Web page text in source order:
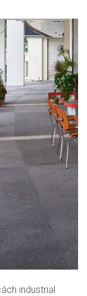
industrial